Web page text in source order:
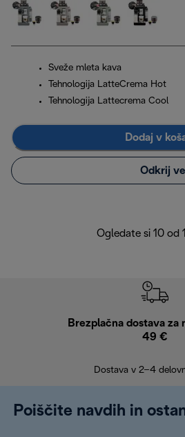
Sveže mleta kava
Tehnologija LatteCrema Hot
Tehnologija Lattecrema Cool
Dodaj v
Odkrij
Ogledate si 10 od
Brezplačna dostava za
49 €
Dostava v 2–4
Poiščite navdih in